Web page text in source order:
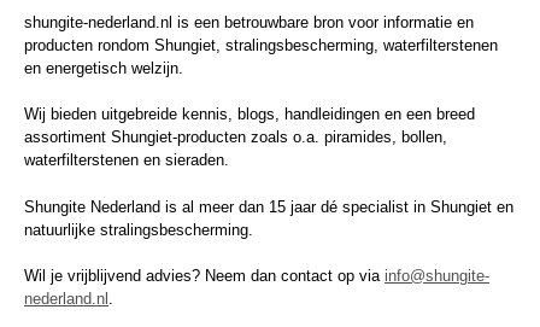
shungite-nederland.nl is een betrouwbare bron voor informatie en
producten rondom Shungiet, stralingsbescherming, waterfilterstenen
en energetisch welzijn.
Wij bieden uitgebreide kennis, blogs, handleidingen en een breed
assortiment Shungiet-producten zoals o.a. piramides, bollen,
waterfilterstenen en sieraden.
Shungite Nederland is al meer dan 15 jaar dé specialist in Shungiet en
natuurlijke stralingsbescherming.
Wil je vrijblijvend advies? Neem dan contact op via info@shungite-
nederland.nl .